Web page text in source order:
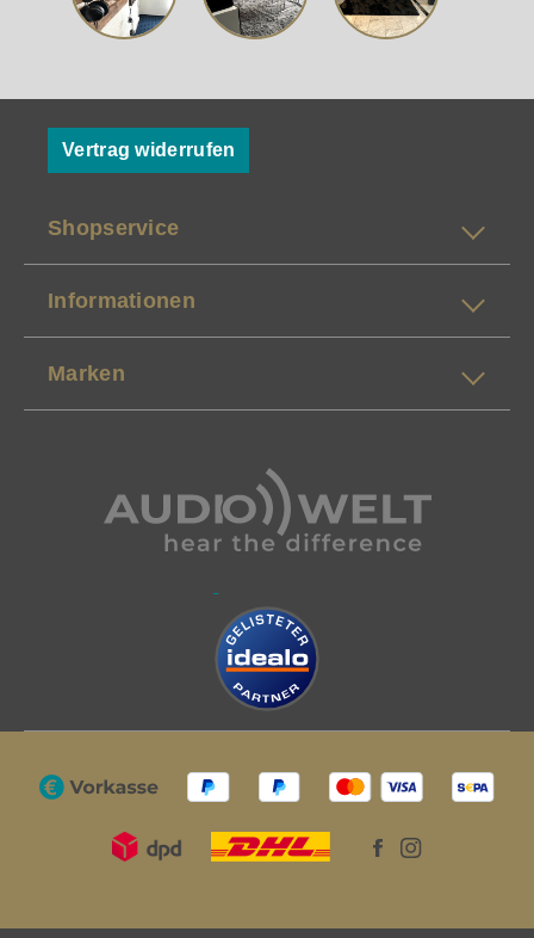
Vertrag widerrufen
Shopservice
Informationen
Marken